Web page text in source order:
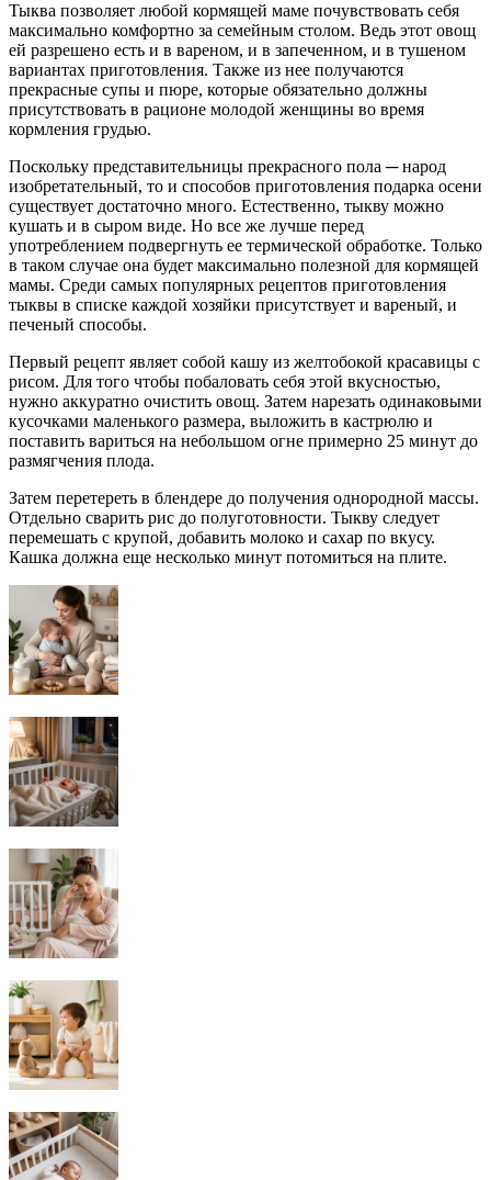
Тыква позволяет любой кормящей маме почувствовать себя
максимально комфортно за семейным столом. Ведь этот овощ
ей разрешено есть и в вареном, и в запеченном, и в тушеном
вариантах приготовления. Также из нее получаются
прекрасные супы и пюре, которые обязательно должны
присутствовать в рационе молодой женщины во время
кормления грудью.
Поскольку представительницы прекрасного пола ─ народ
изобретательный, то и способов приготовления подарка осени
существует достаточно много. Естественно, тыкву можно
кушать и в сыром виде. Но все же лучше перед
употреблением подвергнуть ее термической обработке. Только
в таком случае она будет максимально полезной для кормящей
мамы. Среди самых популярных рецептов приготовления
тыквы в списке каждой хозяйки присутствует и вареный, и
печеный способы.
Первый рецепт являет собой кашу из желтобокой красавицы с
рисом. Для того чтобы побаловать себя этой вкусностью,
нужно аккуратно очистить овощ. Затем нарезать одинаковыми
кусочками маленького размера, выложить в кастрюлю и
поставить вариться на небольшом огне примерно 25 минут до
размягчения плода.
Затем перетереть в блендере до получения однородной массы.
Отдельно сварить рис до полуготовности. Тыкву следует
перемешать с крупой, добавить молоко и сахар по вкусу.
Кашка должна еще несколько минут потомиться на плите.